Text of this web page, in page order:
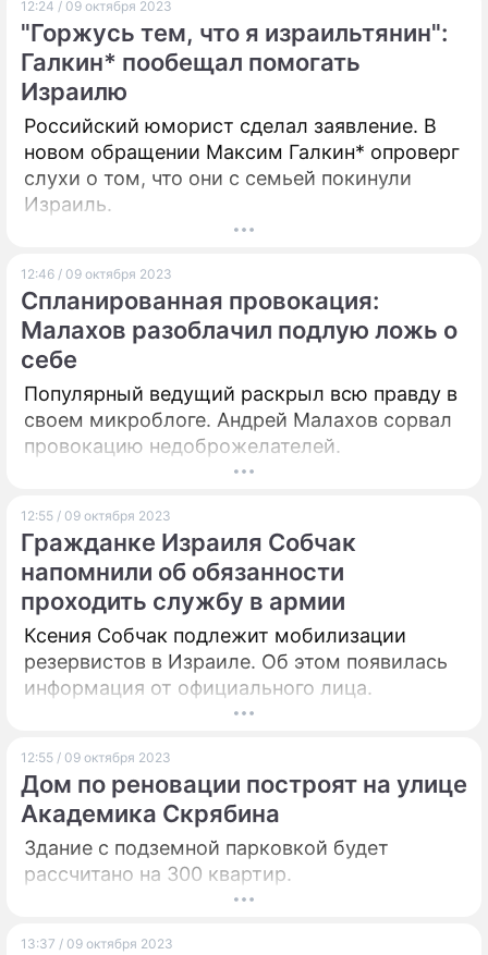
12:24 / 09 октября 2023
"Горжусь тем, что я израильтянин":
Галкин* пообещал помогать
Израилю
Российский юморист сделал заявление. В
новом обращении Максим Галкин* опроверг
слухи о том, что они с семьей покинули
Израиль.
12:46 / 09 октября 2023
Спланированная провокация:
Малахов разоблачил подлую ложь о
себе
Популярный ведущий раскрыл всю правду в
своем микроблоге. Андрей Малахов сорвал
провокацию недоброжелателей.
12:55 / 09 октября 2023
Гражданке Израиля Собчак
напомнили об обязанности
проходить службу в армии
Ксения Собчак подлежит мобилизации
резервистов в Израиле. Об этом появилась
информация от официального лица.
12:55 / 09 октября 2023
Дом по реновации построят на улице
Академика Скрябина
Здание с подземной парковкой будет
рассчитано на 300 квартир.
13:37 / 09 октября 2023